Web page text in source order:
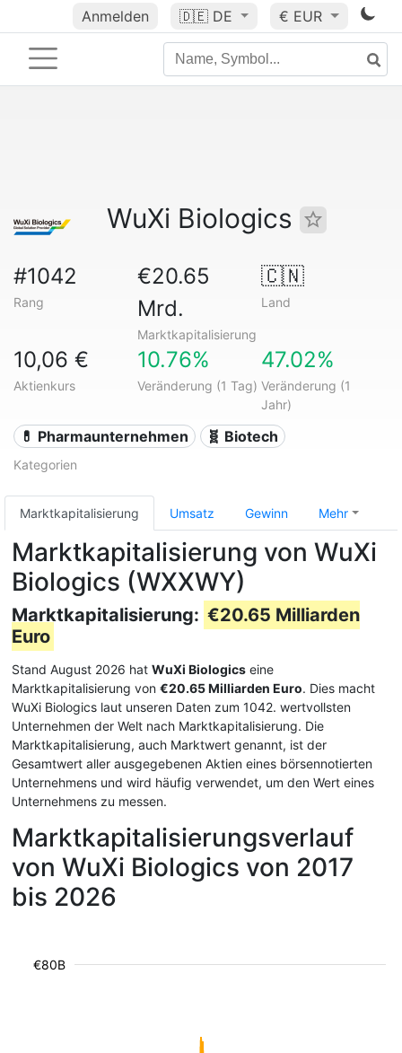
Anmelden 🇩🇪 DE € EUR
WuXi Biologics
#1042
Rang
€20.65
Mrd.
Marktkapitalisierung
🇨🇳
Land
10,06 €
Aktienkurs
10.76%
Veränderung (1 Tag)
47.02%
Veränderung (1
Jahr)
💊 Pharmaunternehmen 🧬 Biotech
Kategorien
Marktkapitalisierung Umsatz Gewinn Mehr
Marktkapitalisierung von WuXi
Biologics (WXXWY)
Marktkapitalisierung: €20.65 Milliarden
Euro
Stand August 2026 hat WuXi Biologics eine
Marktkapitalisierung von €20.65 Milliarden Euro. Dies macht
WuXi Biologics laut unseren Daten zum 1042. wertvollsten
Unternehmen der Welt nach Marktkapitalisierung. Die
Marktkapitalisierung, auch Marktwert genannt, ist der
Gesamtwert aller ausgegebenen Aktien eines börsennotierten
Unternehmens und wird häufig verwendet, um den Wert eines
Unternehmens zu messen.
Marktkapitalisierungsverlauf
von WuXi Biologics von 2017
bis 2026
€80B